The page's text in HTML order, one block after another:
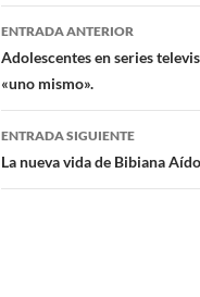
Navegación
de
entradas
ENTRADA ANTERIOR
Adolescentes en series
«uno mismo».
ENTRADA SIGUIENTE
La nueva vida de Bibiana